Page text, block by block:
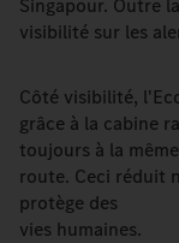
Singapour. Outre
visibilité sur les
Côté visibilité,
grâce à la cabine
toujours à la
route. Ceci réduit
protège des
vies humaines.